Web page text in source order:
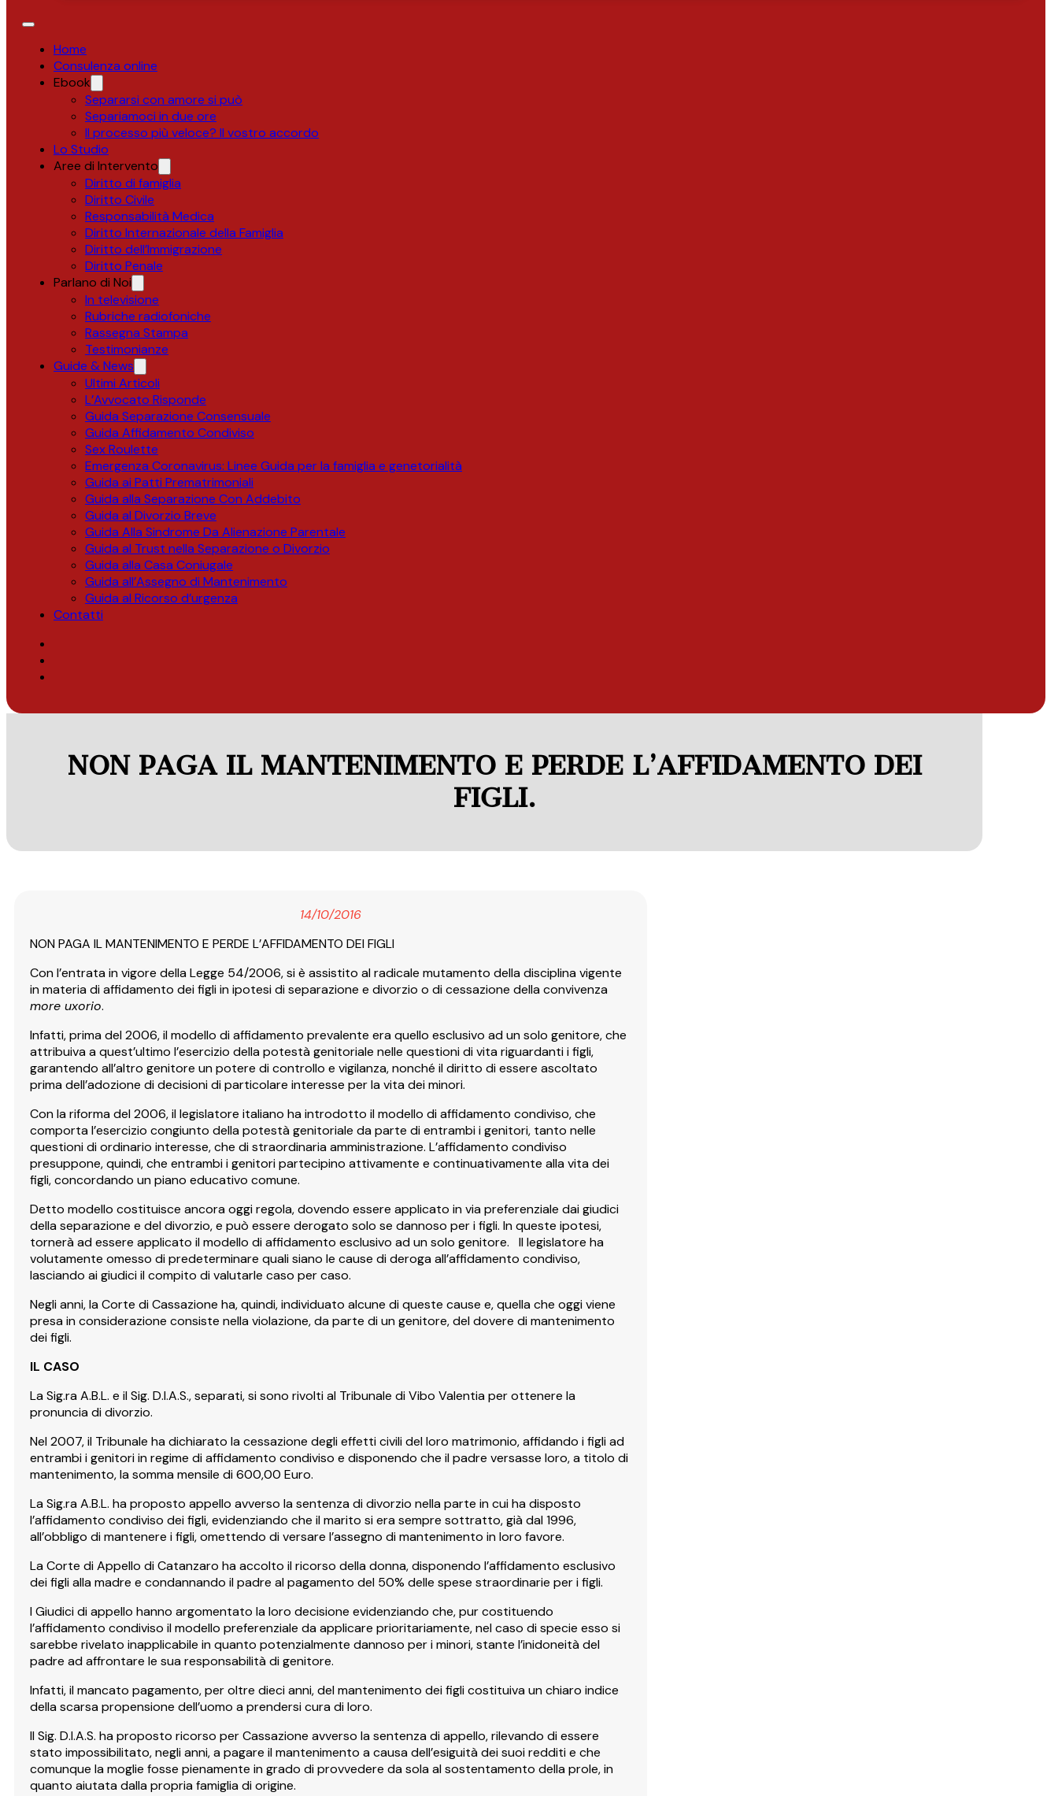
Home
Consulenza online
Ebook
Separarsi con amore si può
Separiamoci in due ore
Il processo più veloce? Il vostro accordo
Lo Studio
Aree di Intervento
Diritto di famiglia
Diritto Civile
Responsabilità Medica
Diritto Internazionale della Famiglia
Diritto dell’Immigrazione
Diritto Penale
Parlano di Noi
In televisione
Rubriche radiofoniche
Rassegna Stampa
Testimonianze
Guide & News
Ultimi Articoli
L’Avvocato Risponde
Guida Separazione Consensuale
Guida Affidamento Condiviso
Sex Roulette
Emergenza Coronavirus: Linee Guida per la famiglia e genetorialità
Guida ai Patti Prematrimoniali
Guida alla Separazione Con Addebito
Guida al Divorzio Breve
Guida Alla Sindrome Da Alienazione Parentale
Guida al Trust nella Separazione o Divorzio
Guida alla Casa Coniugale
Guida all’Assegno di Mantenimento
Guida al Ricorso d’urgenza
Contatti
NON PAGA IL MANTENIMENTO E PERDE L’AFFIDAMENTO DEI
FIGLI.
14/10/2016
NON PAGA IL MANTENIMENTO E PERDE L’AFFIDAMENTO DEI FIGLI
Con l’entrata in vigore della Legge 54/2006, si è assistito al radicale mutamento della disciplina vigente
in materia di affidamento dei figli in ipotesi di separazione e divorzio o di cessazione della convivenza
more uxorio.
Infatti, prima del 2006, il modello di affidamento prevalente era quello esclusivo ad un solo genitore, che
attribuiva a quest’ultimo l’esercizio della potestà genitoriale nelle questioni di vita riguardanti i figli,
garantendo all’altro genitore un potere di controllo e vigilanza, nonché il diritto di essere ascoltato
prima dell’adozione di decisioni di particolare interesse per la vita dei minori.
Con la riforma del 2006, il legislatore italiano ha introdotto il modello di affidamento condiviso, che
comporta l’esercizio congiunto della potestà genitoriale da parte di entrambi i genitori, tanto nelle
questioni di ordinario interesse, che di straordinaria amministrazione. L’affidamento condiviso
presuppone, quindi, che entrambi i genitori partecipino attivamente e continuativamente alla vita dei
figli, concordando un piano educativo comune.
Detto modello costituisce ancora oggi regola, dovendo essere applicato in via preferenziale dai giudici
della separazione e del divorzio, e può essere derogato solo se dannoso per i figli. In queste ipotesi,
tornerà ad essere applicato il modello di affidamento esclusivo ad un solo genitore. ll legislatore ha
volutamente omesso di predeterminare quali siano le cause di deroga all’affidamento condiviso,
lasciando ai giudici il compito di valutarle caso per caso.
Negli anni, la Corte di Cassazione ha, quindi, individuato alcune di queste cause e, quella che oggi viene
presa in considerazione consiste nella violazione, da parte di un genitore, del dovere di mantenimento
dei figli.
IL CASO
La Sig.ra A.B.L. e il Sig. D.I.A.S., separati, si sono rivolti al Tribunale di Vibo Valentia per ottenere la
pronuncia di divorzio.
Nel 2007, il Tribunale ha dichiarato la cessazione degli effetti civili del loro matrimonio, affidando i figli ad
entrambi i genitori in regime di affidamento condiviso e disponendo che il padre versasse loro, a titolo di
mantenimento, la somma mensile di 600,00 Euro.
La Sig.ra A.B.L. ha proposto appello avverso la sentenza di divorzio nella parte in cui ha disposto
l’affidamento condiviso dei figli, evidenziando che il marito si era sempre sottratto, già dal 1996,
all’obbligo di mantenere i figli, omettendo di versare l’assegno di mantenimento in loro favore.
La Corte di Appello di Catanzaro ha accolto il ricorso della donna, disponendo l’affidamento esclusivo
dei figli alla madre e condannando il padre al pagamento del 50% delle spese straordinarie per i figli.
I Giudici di appello hanno argomentato la loro decisione evidenziando che, pur costituendo
l’affidamento condiviso il modello preferenziale da applicare prioritariamente, nel caso di specie esso si
sarebbe rivelato inapplicabile in quanto potenzialmente dannoso per i minori, stante l’inidoneità del
padre ad affrontare le sua responsabilità di genitore.
Infatti, il mancato pagamento, per oltre dieci anni, del mantenimento dei figli costituiva un chiaro indice
della scarsa propensione dell’uomo a prendersi cura di loro.
Il Sig. D.I.A.S. ha proposto ricorso per Cassazione avverso la sentenza di appello, rilevando di essere
stato impossibilitato, negli anni, a pagare il mantenimento a causa dell’esiguità dei suoi redditi e che
comunque la moglie fosse pienamente in grado di provvedere da sola al sostentamento della prole, in
quanto aiutata dalla propria famiglia di origine.